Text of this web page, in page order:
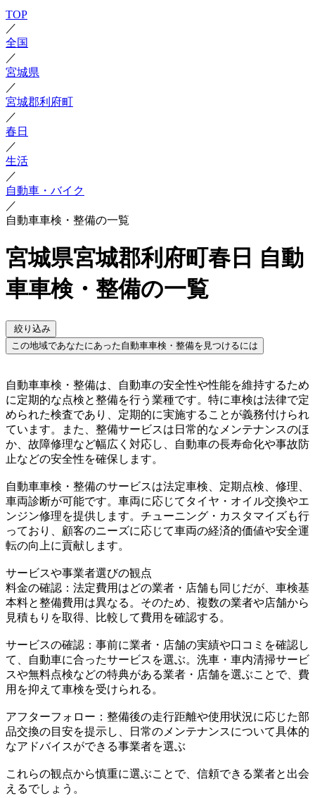
TOP
／
全国
／
宮城県
／
宮城郡利府町
／
春日
／
生活
／
自動車・バイク
／
自動車車検・整備の一覧
宮城県宮城郡利府町春日 自動
車車検・整備の一覧
絞り込み
この地域であなたにあった自動車車検・整備を見つけるには
自動車車検・整備は、自動車の安全性や性能を維持するため
に定期的な点検と整備を行う業種です。特に車検は法律で定
められた検査であり、定期的に実施することが義務付けられ
ています。また、整備サービスは日常的なメンテナンスのほ
か、故障修理など幅広く対応し、自動車の長寿命化や事故防
止などの安全性を確保します。
自動車車検・整備のサービスは法定車検、定期点検、修理、
車両診断が可能です。車両に応じてタイヤ・オイル交換やエ
ンジン修理を提供します。チューニング・カスタマイズも行
っており、顧客のニーズに応じて車両の経済的価値や安全運
転の向上に貢献します。
サービスや事業者選びの観点
料金の確認：法定費用はどの業者・店舗も同じだが、車検基
本料と整備費用は異なる。そのため、複数の業者や店舗から
見積もりを取得、比較して費用を確認する。
サービスの確認：事前に業者・店舗の実績や口コミを確認し
て、自動車に合ったサービスを選ぶ。洗車・車内清掃サービ
スや無料点検などの特典がある業者・店舗を選ぶことで、費
用を抑えて車検を受けられる。
アフターフォロー：整備後の走行距離や使用状況に応じた部
品交換の目安を提示し、日常のメンテナンスについて具体的
なアドバイスができる事業者を選ぶ
これらの観点から慎重に選ぶことで、信頼できる業者と出会
えるでしょう。